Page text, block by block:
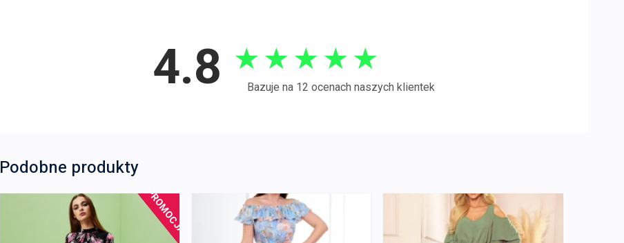
4.8 ★ ★ ★ ★ ★
Bazuje na 12 ocenach naszych klientek
Podobne produkty
PROMOCJA!